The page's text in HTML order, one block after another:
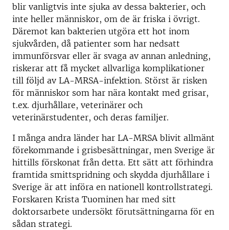
blir vanligtvis inte sjuka av dessa bakterier, och
inte heller människor, om de är friska i övrigt.
Däremot kan bakterien utgöra ett hot inom
sjukvården, då patienter som har nedsatt
immunförsvar eller är svaga av annan anledning,
riskerar att få mycket allvarliga komplikationer
till följd av LA-MRSA-infektion. Störst är risken
för människor som har nära kontakt med grisar,
t.ex. djurhållare, veterinärer och
veterinärstudenter, och deras familjer.
I många andra länder har LA-MRSA blivit allmänt
förekommande i grisbesättningar, men Sverige är
hittills förskonat från detta. Ett sätt att förhindra
framtida smittspridning och skydda djurhållare i
Sverige är att införa en nationell kontrollstrategi.
Forskaren Krista Tuominen har med sitt
doktorsarbete undersökt förutsättningarna för en
sådan strategi.